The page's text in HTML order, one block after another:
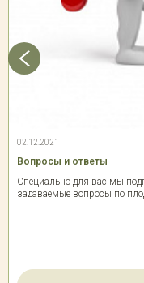
02.12.2021
Вопросы и ответы
Специально для вас мы
задаваемые вопросы по